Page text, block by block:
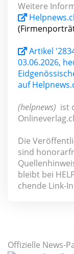
Weitere
Artikel
03.06.2026,
auf
(helpnews) ist
Die
sind
bleibt bei
chen­de Link-
Offizielle News-